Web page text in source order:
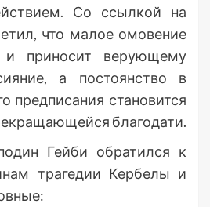
Со ссылкой на
что малое омовение
и приносит верующему
а постоянство в
предписания становится
благодати.
Гейби обратился к
трагедии Кербелы и